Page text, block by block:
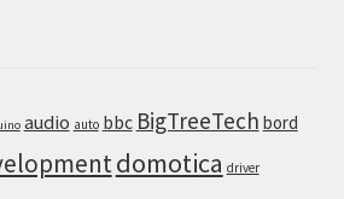
audio auto bbc BigTreeTech bord
domotica driver